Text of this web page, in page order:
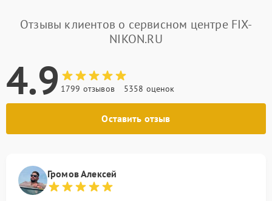
Отзывы клиентов о сервисном центре FIX-
NIKON.RU
4.9 1799 отзывов 5358 оценок
Оставить отзыв
Громов Алексей